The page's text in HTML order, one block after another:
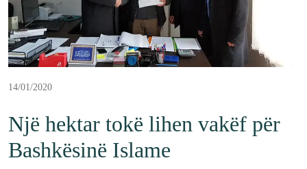
14/01/2020
Një hektar tokë lihen vakëf për
Bashkësinë Islame